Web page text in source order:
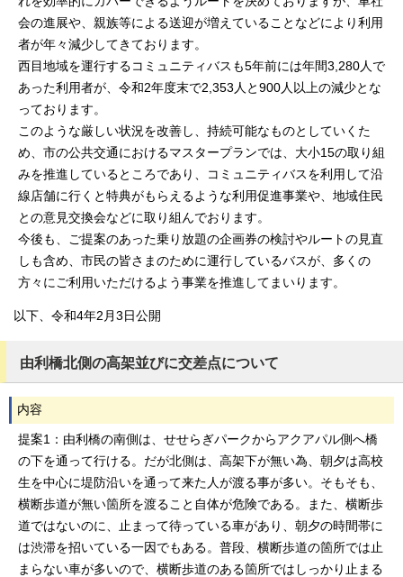
会の進展や、親族等による送迎が増えていることなどにより利用
者が年々減少してきております。
西目地域を運行するコミュニティバスも5年前には年間3,280人で
あった利用者が、令和2年度末で2,353人と900人以上の減少とな
っております。
このような厳しい状況を改善し、持続可能なものとしていくた
め、市の公共交通におけるマスタープランでは、大小15の取り組
みを推進しているところであり、コミュニティバスを利用して沿
線店舗に行くと特典がもらえるような利用促進事業や、地域住民
との意見交換会などに取り組んでおります。
今後も、ご提案のあった乗り放題の企画券の検討やルートの見直
しも含め、市民の皆さまのために運行しているバスが、多くの
方々にご利用いただけるよう事業を推進してまいります。
以下、令和4年2月3日公開
由利橋北側の高架並びに交差点について
内容
提案1：由利橋の南側は、せせらぎパークからアクアパル側へ橋
の下を通って行ける。だが北側は、高架下が無い為、朝夕は高校
生を中心に堤防沿いを通って来た人が渡る事が多い。そもそも、
横断歩道が無い箇所を渡ること自体が危険である。また、横断歩
道ではないのに、止まって待っている車があり、朝夕の時間帯に
は渋滞を招いている一因でもある。普段、横断歩道の箇所では止
まらない車が多いので、横断歩道のある箇所ではしっかり止まる